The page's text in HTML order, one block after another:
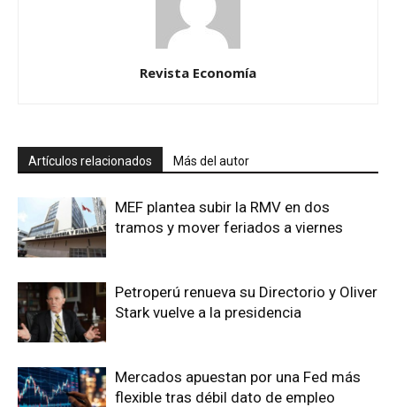
Revista Economía
Artículos relacionados Más del autor
MEF plantea subir la RMV en dos
tramos y mover feriados a viernes
Petroperú renueva su Directorio y Oliver
Stark vuelve a la presidencia
Mercados apuestan por una Fed más
flexible tras débil dato de empleo